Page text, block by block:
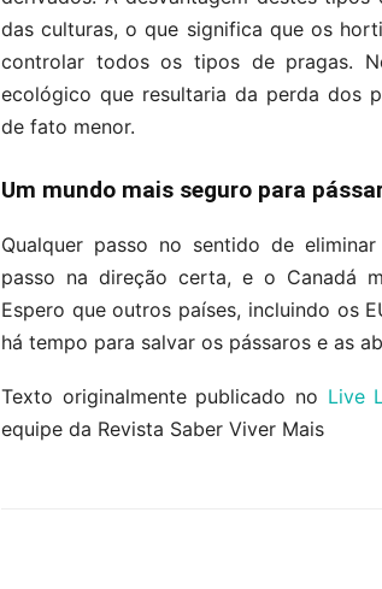
das culturas, o que significa que os
controlar todos os tipos de pragas.
ecológico que resultaria da perda dos
de fato menor.
Um mundo mais seguro para
Qualquer passo no sentido de
passo na direção certa, e o Canadá
Espero que outros países, incluindo os
há tempo para salvar os pássaros e as
Texto originalmente publicado no Live
equipe da Revista Saber Viver Mais